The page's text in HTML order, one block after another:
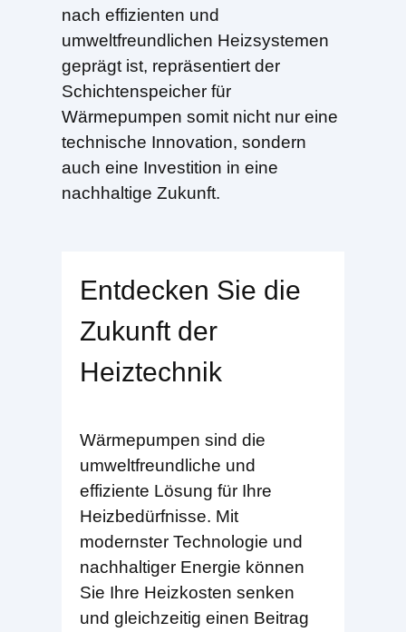
nach effizienten und
umweltfreundlichen Heizsystemen
geprägt ist, repräsentiert der
Schichtenspeicher für
Wärmepumpen somit nicht nur eine
technische Innovation, sondern
auch eine Investition in eine
nachhaltige Zukunft.
Entdecken Sie die
Zukunft der
Heiztechnik
Wärmepumpen sind die
umweltfreundliche und
effiziente Lösung für Ihre
Heizbedürfnisse. Mit
modernster Technologie und
nachhaltiger Energie können
Sie Ihre Heizkosten senken
und gleichzeitig einen Beitrag